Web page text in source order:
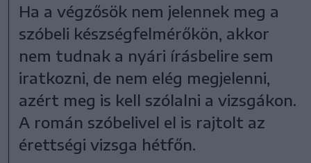
Ha a végzősök nem jelennek meg a
szóbeli készségfelmérőkön, akkor
nem tudnak a nyári írásbelire sem
iratkozni, de nem elég megjelenni,
azért meg is kell szólalni a vizsgákon.
A román szóbelivel el is rajtolt az
érettségi vizsga hétfőn.